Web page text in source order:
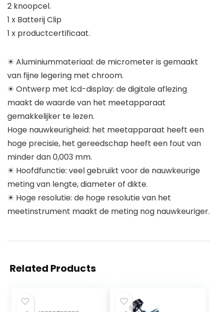
2 knoopcel.
1 x Batterij Clip
1 x productcertificaat.
☀ Aluminiummateriaal: de micrometer is gemaakt
van fijne legering met chroom.
☀ Ontwerp met lcd-display: de digitale aflezing
maakt de waarde van het meetapparaat
gemakkelijker te lezen.
Hoge nauwkeurigheid: het meetapparaat heeft een
hoge precisie, het gereedschap heeft een fout van
minder dan 0,003 mm.
☀ Hoofdfunctie: veel gebruikt voor de nauwkeurige
meting van lengte, diameter of dikte.
☀ Hoge resolutie: de hoge resolutie van het
meetinstrument maakt de meting nog nauwkeuriger.
Related Products